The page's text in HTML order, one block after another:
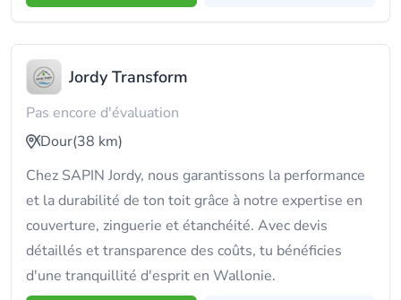
Jordy Transform
Pas encore d'évaluation
Dour(38 km)
Chez SAPIN Jordy, nous garantissons la performance
et la durabilité de ton toit grâce à notre expertise en
couverture, zinguerie et étanchéité. Avec devis
détaillés et transparence des coûts, tu bénéficies
d'une tranquillité d'esprit en Wallonie.